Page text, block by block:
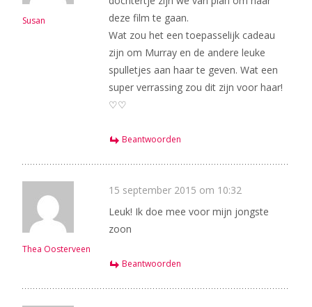
Susan
deze film te gaan.
Wat zou het een toepasselijk cadeau
zijn om Murray en de andere leuke
spulletjes aan haar te geven. Wat een
super verrassing zou dit zijn voor haar!
♡♡
Beantwoorden
Thea Oosterveen
15 september 2015 om 10:32
Leuk! Ik doe mee voor mijn jongste
zoon
Beantwoorden